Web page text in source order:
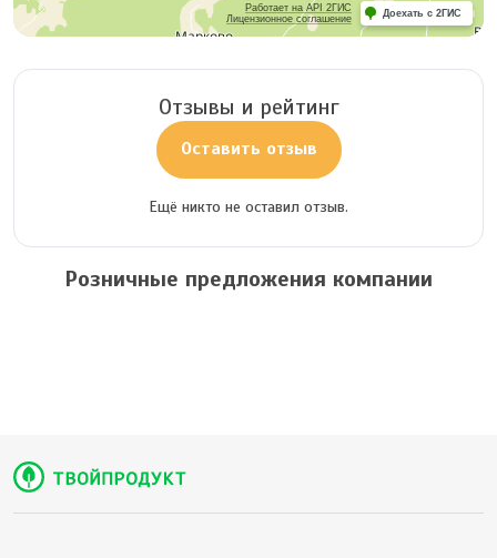
Работает на API 2ГИС
Лицензионное соглашение
Доехать с 2ГИС
Отзывы и рейтинг
Оставить отзыв
Ещё никто не оставил отзыв.
Розничные предложения компании